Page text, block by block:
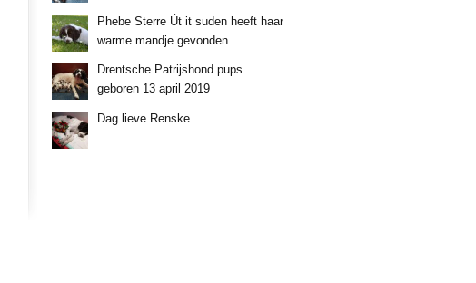
Phebe Sterre Út it suden heeft haar
warme mandje gevonden
Drentsche Patrijshond pups
geboren 13 april 2019
Dag lieve Renske